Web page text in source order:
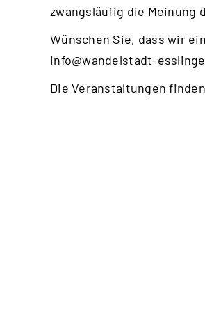
zwangsläufig die Meinung
Wünschen Sie, dass wir
info@wandelstadt-
Die Veranstaltungen